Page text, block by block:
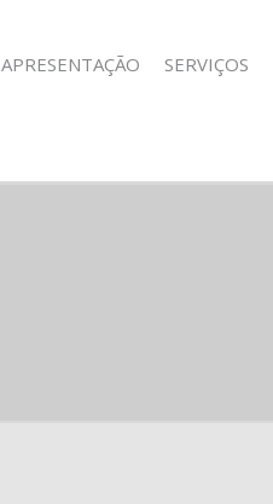
APRESENTAÇÃO SERVIÇOS